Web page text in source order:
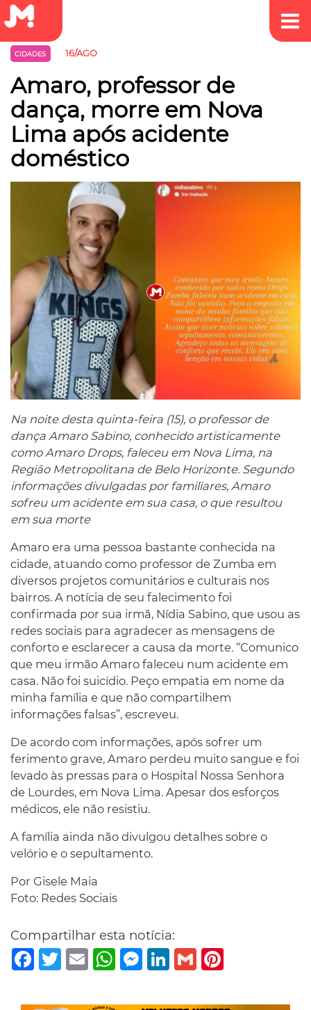
CIDADES 16/AGO
Amaro, professor de
dança, morre em Nova
Lima após acidente
doméstico
Na noite desta quinta-feira (15), o professor de
dança Amaro Sabino, conhecido artisticamente
como Amaro Drops, faleceu em Nova Lima, na
Região Metropolitana de Belo Horizonte. Segundo
informações divulgadas por familiares, Amaro
sofreu um acidente em sua casa, o que resultou
em sua morte
Amaro era uma pessoa bastante conhecida na
cidade, atuando como professor de Zumba em
diversos projetos comunitários e culturais nos
bairros. A notícia de seu falecimento foi
confirmada por sua irmã, Nídia Sabino, que usou as
redes sociais para agradecer as mensagens de
conforto e esclarecer a causa da morte. “Comunico
que meu irmão Amaro faleceu num acidente em
casa. Não foi suicídio. Peço empatia em nome da
minha família e que não compartilhem
informações falsas”, escreveu.
De acordo com informações, após sofrer um
ferimento grave, Amaro perdeu muito sangue e foi
levado às pressas para o Hospital Nossa Senhora
de Lourdes, em Nova Lima. Apesar dos esforços
médicos, ele não resistiu.
A família ainda não divulgou detalhes sobre o
velório e o sepultamento.
Por Gisele Maia
Foto: Redes Sociais
Compartilhar esta notícia:
Facebook
TwitterEmail WhatsAppMessenger
LinkedIn
Gmail